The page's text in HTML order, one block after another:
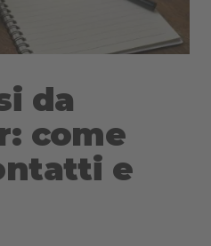
da
come
e